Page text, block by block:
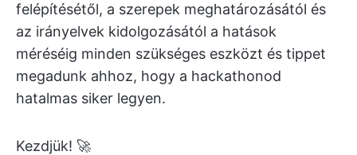
felépítésétől, a szerepek meghatározásától és
az irányelvek kidolgozásától a hatások
méréséig minden szükséges eszközt és tippet
megadunk ahhoz, hogy a hackathonod
hatalmas siker legyen.
Kezdjük! 🚀